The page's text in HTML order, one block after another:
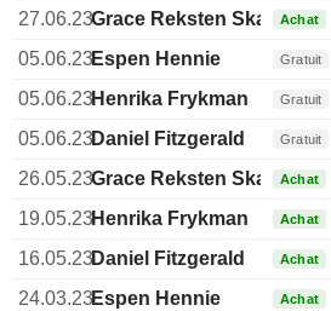
27.06.23Grace Reksten Skaugen
Achat
05.06.23Espen Hennie Gratuit
05.06.23Henrika Frykman Gratuit
05.06.23Daniel Fitzgerald Gratuit
26.05.23Grace Reksten Skaugen
Achat
19.05.23Henrika Frykman Achat
16.05.23Daniel Fitzgerald Achat
24.03.23Espen Hennie Achat